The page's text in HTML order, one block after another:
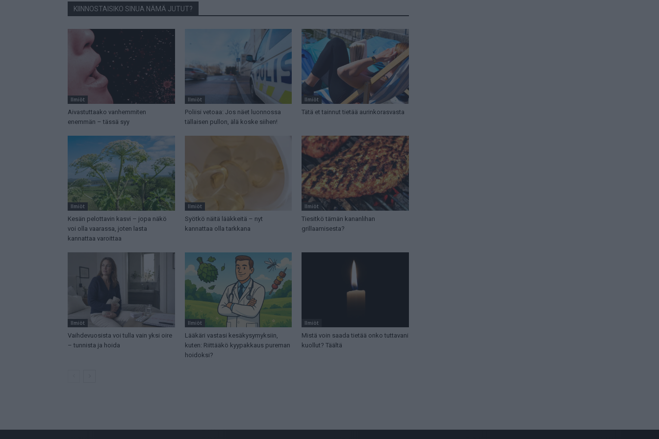
KIINNOSTAISIKO SINUA NÄMÄ JUTUT?
Ilmiöt
Aivastuttaako vanhemmiten
enemmän – tässä syy
Ilmiöt
Poliisi vetoaa: Jos näet luonnossa
tällaisen pullon, älä koske siihen!
Ilmiöt
Tätä et tainnut tietää aurinkorasvasta
Ilmiöt
Kesän pelottavin kasvi – jopa näkö
voi olla vaarassa, joten lasta
kannattaa varoittaa
Ilmiöt
Syötkö näitä lääkkeitä – nyt
kannattaa olla tarkkana
Ilmiöt
Tiesitkö tämän kananlihan
grillaamisesta?
Ilmiöt
Vaihdevuosista voi tulla vain yksi oire
– tunnista ja hoida
Ilmiöt
Lääkäri vastasi kesäkysymyksiin,
kuten: Riittääkö kyypakkaus pureman
hoidoksi?
Ilmiöt
Mistä voin saada tietää onko tuttavani
kuollut? Täältä